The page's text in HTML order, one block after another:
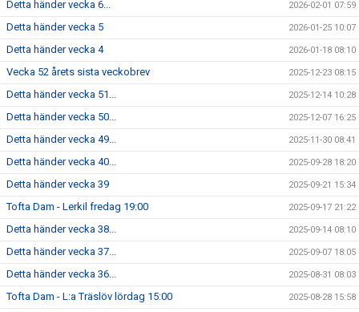
Detta händer vecka 6... 2026-02-01 07:59
Detta händer vecka 5 2026-01-25 10:07
Detta händer vecka 4 2026-01-18 08:10
Vecka 52 årets sista veckobrev 2025-12-23 08:15
Detta händer vecka 51... 2025-12-14 10:28
Detta händer vecka 50... 2025-12-07 16:25
Detta händer vecka 49... 2025-11-30 08:41
Detta händer vecka 40... 2025-09-28 18:20
Detta händer vecka 39 2025-09-21 15:34
Tofta Dam - Lerkil fredag 19:00 2025-09-17 21:22
Detta händer vecka 38... 2025-09-14 08:10
Detta händer vecka 37... 2025-09-07 18:05
Detta händer vecka 36... 2025-08-31 08:03
Tofta Dam - L:a Träslöv lördag 15:00 2025-08-28 15:58